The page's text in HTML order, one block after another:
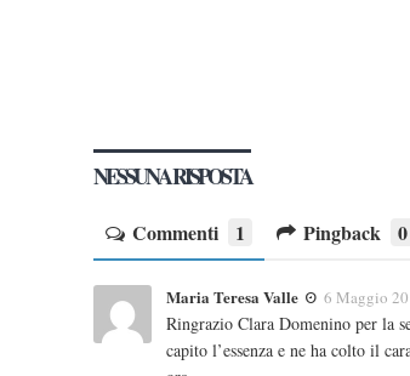
NESSUNA RISPOSTA
Commenti 1 Pingback 0
Maria Teresa Valle 6 Maggio
Ringrazio Clara Domenino per la
capito l’essenza e ne ha colto il